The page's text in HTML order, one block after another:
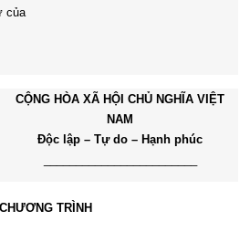
của
CỘNG HÒA XÃ HỘI CHỦ NGHĨA VIỆT
NAM
Độc lập – Tự do – Hạnh phúc
CHƯƠNG TRÌNH